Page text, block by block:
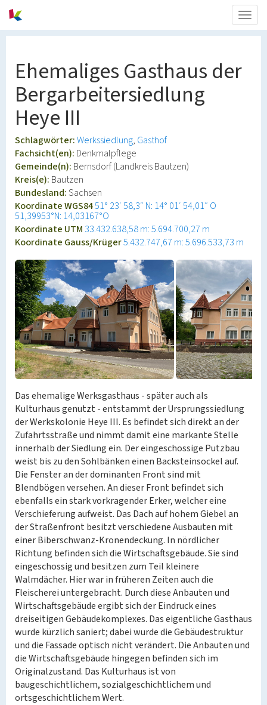
Ehemaliges Gasthaus der
Bergarbeitersiedlung
Heye III
Schlagwörter:Werkssiedlung Gasthof
Fachsicht(en): Denkmalpflege
Gemeinde(n): Bernsdorf (Landkreis Bautzen)
Kreis(e): Bautzen
Bundesland:Sachsen
Koordinate WGS8451° 23′ 58,3″ N: 14° 01′ 54,01″ O
51,39953°N: 14,03167°O
Koordinate UTM 33.432.638,58 m: 5.694.700,27 m
Koordinate Gauss/Krüger5.432.747,67 m: 5.696.533,73 m
Das ehemalige Werksgasthaus - später auch als
Kulturhaus genutzt - entstammt der Ursprungssiedlung
der Werkskolonie Heye III. Es befindet sich direkt an der
Zufahrtsstraße und nimmt damit eine markante Stelle
innerhalb der Siedlung ein. Der eingeschossige Putzbau
weist bis zu den Sohlbänken einen Backsteinsockel auf.
Die Fenster an der dominanten Front sind mit
Blendbögen versehen. An dieser Front befindet sich
ebenfalls ein stark vorkragender Erker, welcher eine
Verschieferung aufweist. Das Dach auf hohem Giebel an
der Straßenfront besitzt verschiedene Ausbauten mit
einer Biberschwanz-Kronendeckung. In nördlicher
Richtung befinden sich die Wirtschaftsgebäude. Sie sind
eingeschossig und besitzen zum Teil kleinere
Walmdächer. Hier war in früheren Zeiten auch die
Fleischerei untergebracht. Durch diese Anbauten und
Wirtschaftsgebäude ergibt sich der Eindruck eines
dreiseitigen Gebäudekomplexes. Das eigentliche Gasthaus
wurde kürzlich saniert; dabei wurde die Gebäudestruktur
und die Fassade optisch nicht verändert. Die Anbauten und
die Wirtschaftsgebäude hingegen befinden sich im
Originalzustand. Das Kulturhaus ist von
baugeschichtlichem, sozialgeschichtlichem und
ortsgeschichtlichem Wert.